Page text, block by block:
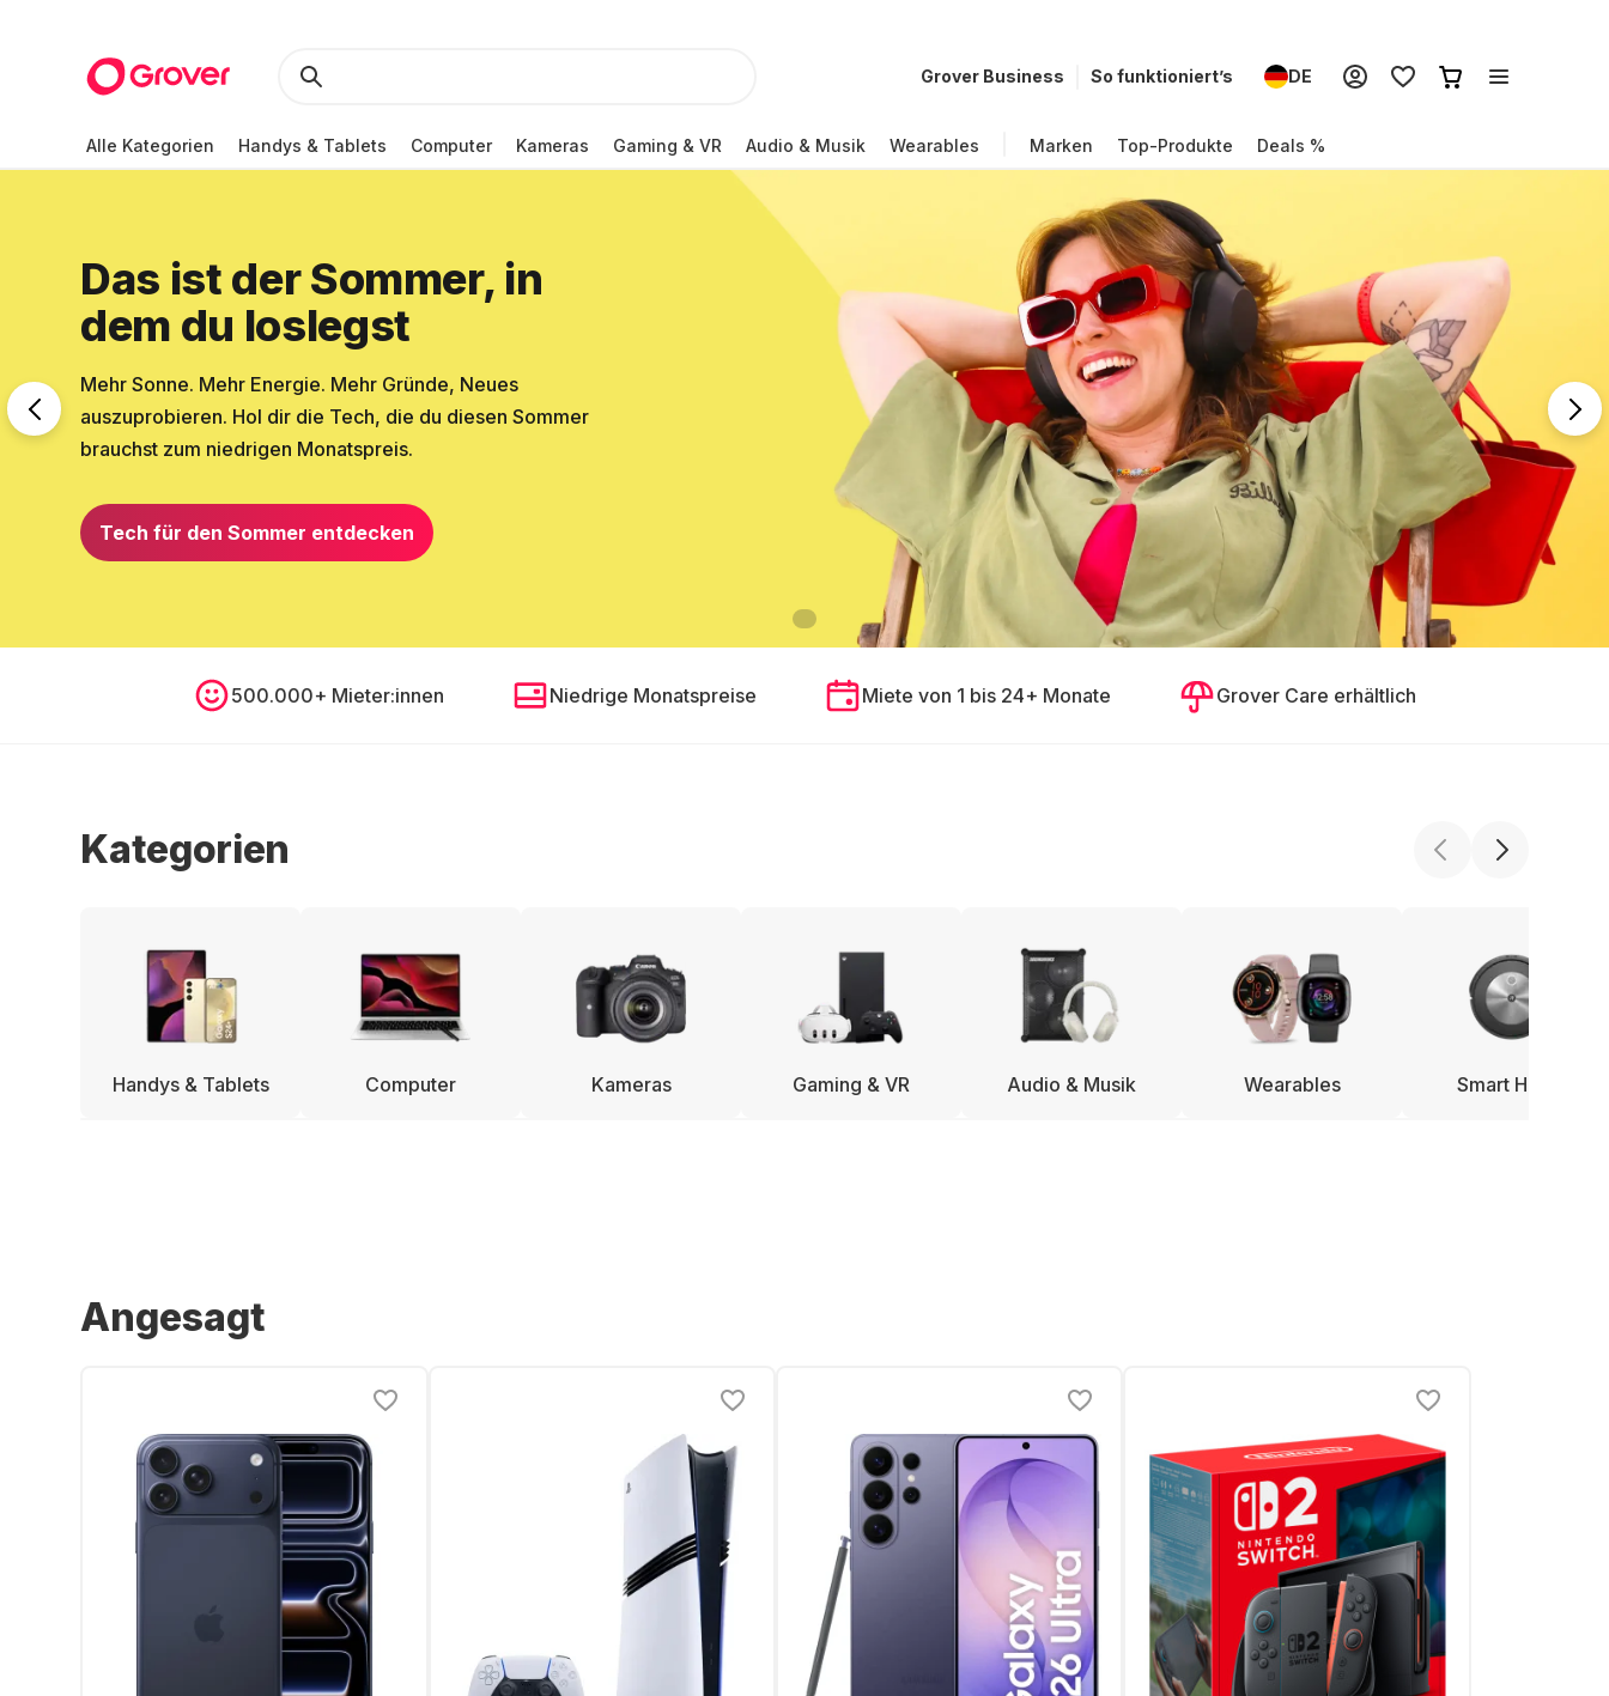
Grover Business So funktioniert’s DE
Alle Kategorien Handys & Tablets Computer Kameras Gaming & VR Audio & Musik Wearables Marken Top-Produkte Deals %
Das ist der Sommer, in
dem du loslegst
Mehr Sonne. Mehr Energie. Mehr Gründe, Neues
auszuprobieren. Hol dir die Tech, die du diesen Sommer
brauchst zum niedrigen Monatspreis.
Tech für den Sommer entdecken
500.000+ Mieter:innen Niedrige Monatspreise Miete von 1 bis 24+ Monate Grover Care erhältlich
Kategorien
Handys & Tablets Computer Kameras Gaming & VR Audio & Musik Wearables Smart Home
Angesagt